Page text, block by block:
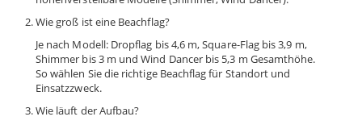
Wie groß ist eine Beachflag?
Je nach Modell: Dropflag bis 4,6 m, Square-Flag bis 3,9 m,
Shimmer bis 3 m und Wind Dancer bis 5,3 m Gesamthöhe.
So wählen Sie die richtige Beachflag für Standort und
Einsatzzweck.
Wie läuft der Aufbau?